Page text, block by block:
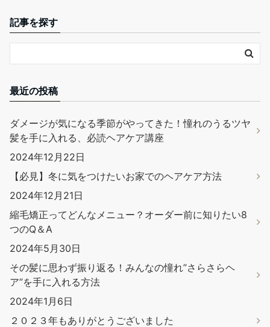
記事を探す
最近の投稿
ダメージが気になる季節がやってきた！憧れのうるツヤ
髪を手に入れる、必読ヘアケア講座
2024年12月22日
【必見】冬に気をつけたいお家でのヘアケア方法
2024年12月21日
縮毛矯正ってどんなメニュー？オーダー前に知りたい8
つのQ＆A
2024年5月30日
その髪に思わず振り返る！みんなの憧れ”さらさらヘ
ア”を手に入れる方法
2024年1月6日
２０２３年もありがとうございました